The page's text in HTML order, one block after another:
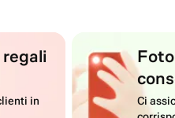
in
Ci